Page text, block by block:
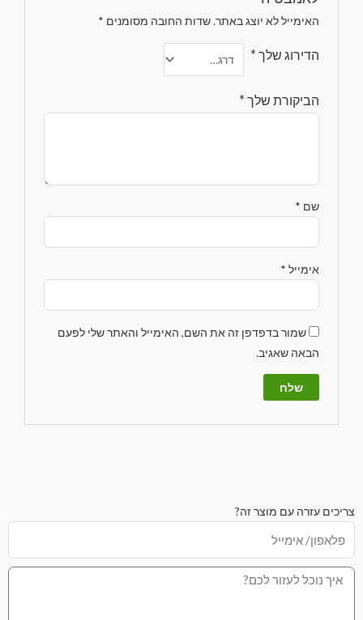
האימייל לא יוצג באתר.שדות החובה מסומנים *
הדירוג שלך *
הביקורת שלך *
שם *
אימייל *
שמור בדפדפן זה את השם, האימייל והאתר שלי לפעם
הבאה שאגיב.
צריכים עזרה עם מוצר זה?